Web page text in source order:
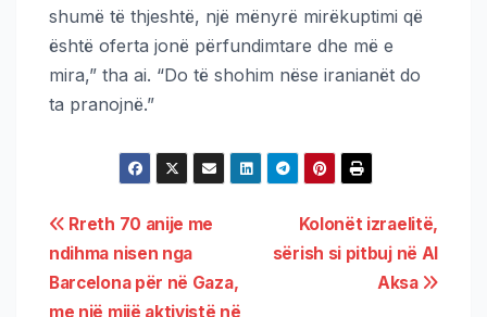
shumë të thjeshtë, një mënyrë mirëkuptimi që
është oferta jonë përfundimtare dhe më e
mira,” tha ai. “Do të shohim nëse iranianët do
ta pranojnë.”
Kolonët izraelitë,
sërish si pitbuj në Al
Aksa
Rreth 70 anije me
ndihma nisen nga
Barcelona për në Gaza, ​​​​
me një mijë aktivistë në